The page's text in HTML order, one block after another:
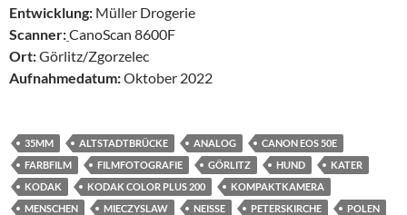
Entwicklung: Müller Drogerie
Scanner:CanoScan 8600F
Ort:Görlitz/Zgorzelec
Aufnahmedatum:Oktober 2022
35MM ALTSTADTBRÜCKE ANALOG
CANON EOS 50E
FARBFILM
FILMFOTOGRAFIE GÖRLITZ HUND
KATER
KODAK
KODAK COLOR PLUS 200
KOMPAKTKAMERA
MENSCHEN
MIECZYSLAW NEISSE PETERSKIRCHE
POLEN